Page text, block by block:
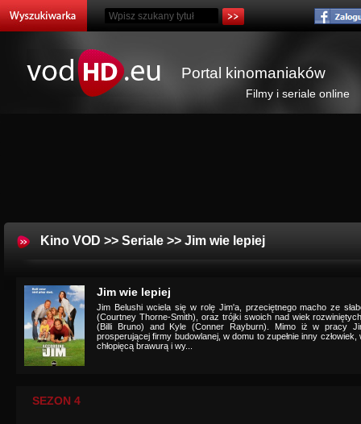
Portal kinomaniaków
Filmy i seriale online
Kino VOD >> Seriale >> Jim wie lepiej
Jim wie lepiej
Jim Belushi wciela się w rolę Jim'a, przeciętnego macho ze
(Courtney Thorne-Smith), oraz trójki swoich nad wiek
(Billi Bruno) and Kyle (Conner Rayburn). Mimo iż w pracy
prosperującej firmy budowlanej, w domu to zupełnie inny
chłopięcą brawurą i wy...
SEZON 4